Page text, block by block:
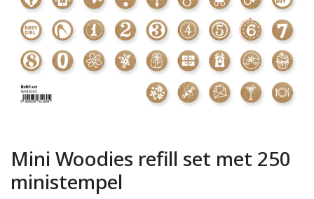
Mini Woodies refill set met 250
ministempel